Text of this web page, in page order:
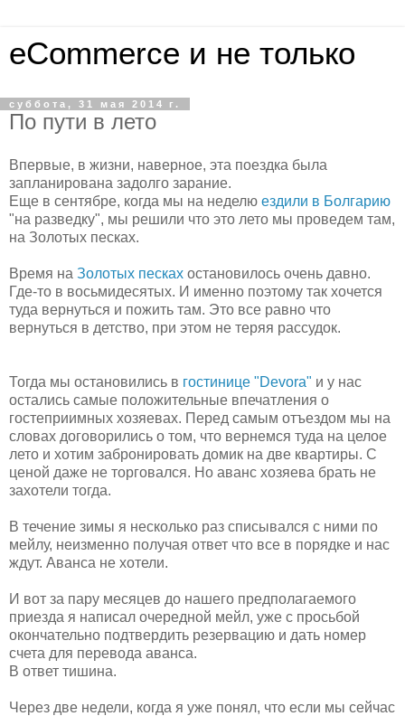
eCommerce и не только
суббота, 31 мая 2014 г.
По пути в лето
Впервые, в жизни, наверное, эта поездка была
запланирована задолго зарание.
Еще в сентябре, когда мы на неделю ездили в Болгарию
"на разведку", мы решили что это лето мы проведем там,
на Золотых песках.
Время на Золотых песках остановилось очень давно.
Где-то в восьмидесятых. И именно поэтому так хочется
туда вернуться и пожить там. Это все равно что
вернуться в детство, при этом не теряя рассудок.
Тогда мы остановились в гостинице "Devora" и у нас
остались самые положительные впечатления о
гостеприимных хозяевах. Перед самым отъездом мы на
словах договорились о том, что вернемся туда на целое
лето и хотим забронировать домик на две квартиры. С
ценой даже не торговался. Но аванс хозяева брать не
захотели тогда.
В течение зимы я несколько раз списывался с ними по
мейлу, неизменно получая ответ что все в порядке и нас
ждут. Аванса не хотели.
И вот за пару месяцев до нашего предполагаемого
приезда я написал очередной мейл, уже с просьбой
окончательно подтвердить резервацию и дать номер
счета для перевода аванса.
В ответ тишина.
Через две недели, когда я уже понял, что если мы сейчас